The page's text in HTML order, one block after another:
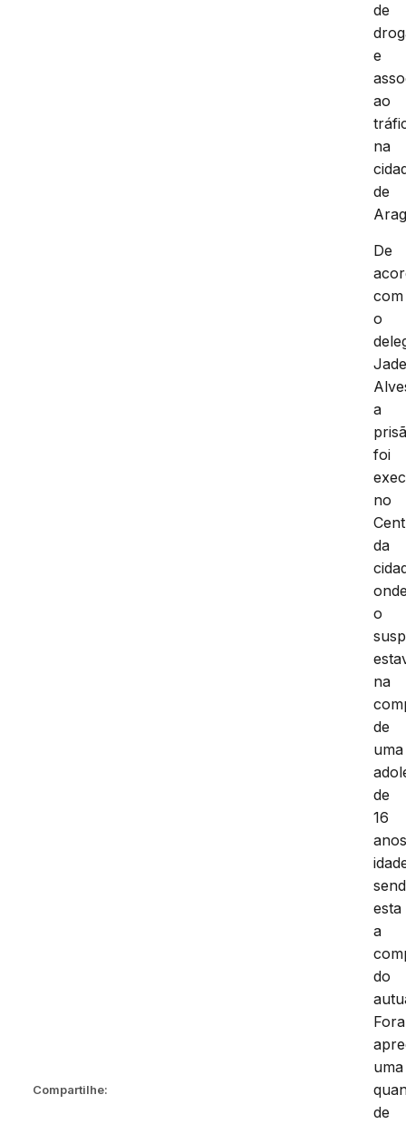
Compartilhe:
de
e
ao
na
de
De
com
o
a
foi
no
da
o
na
de
uma
de
16
esta
a
do
uma
de